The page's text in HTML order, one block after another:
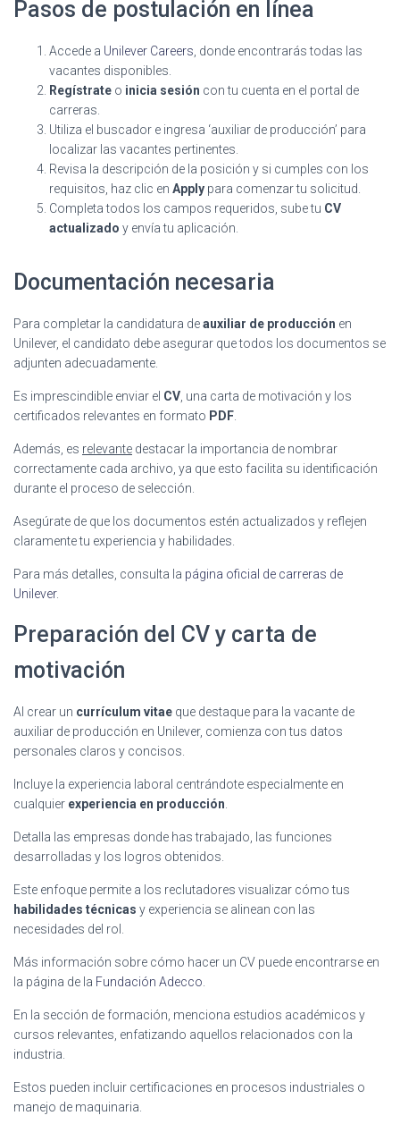
Pasos de postulación en línea
Accede a Unilever Careers , donde encontrarás todas las
vacantes disponibles.
Regístrate o inicia sesión con tu cuenta en el portal de
carreras.
Utiliza el buscador e ingresa ‘auxiliar de producción’ para
localizar las vacantes pertinentes.
Revisa la descripción de la posición y si cumples con los
requisitos, haz clic en Apply para comenzar tu solicitud.
Completa todos los campos requeridos, sube tu CV
actualizado y envía tu aplicación.
Documentación necesaria
Para completar la candidatura deauxiliar de producción en
Unilever, el candidato debe asegurar que todos los documentos se
adjunten adecuadamente.
Es imprescindible enviar el CV , una carta de motivación y los
certificados relevantes en formato PDF
Además, es relevante destacar la importancia de nombrar
correctamente cada archivo, ya que esto facilita su identificación
durante el proceso de selección.
Asegúrate de que los documentos estén actualizados y reflejen
claramente tu experiencia y habilidades.
Para más detalles, consulta la página oficial de carreras de
Unilever.
Preparación del CV y carta de
motivación
Al crear un currículum vitae que destaque para la vacante de
auxiliar de producción en Unilever, comienza con tus datos
personales claros y concisos.
Incluye la experiencia laboral centrándote especialmente en
cualquier experiencia en producción
Detalla las empresas donde has trabajado, las funciones
desarrolladas y los logros obtenidos.
Este enfoque permite a los reclutadores visualizar cómo tus
habilidades técnicas y experiencia se alinean con las
necesidades del rol.
Más información sobre cómo hacer un CV puede encontrarse en
la página de la Fundación Adecco
En la sección de formación, menciona estudios académicos y
cursos relevantes, enfatizando aquellos relacionados con la
industria.
Estos pueden incluir certificaciones en procesos industriales o
manejo de maquinaria.